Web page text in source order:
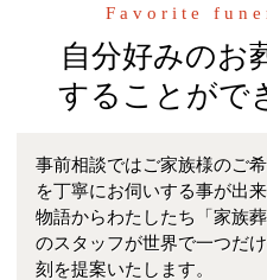
Favorite
自分好みのお
することがで
事前相談ではご家族様のご
を丁寧にお伺いする事が出
物語からわたしたち「家族葬
のスタッフが世界で一つだ
刻を提案いたします。